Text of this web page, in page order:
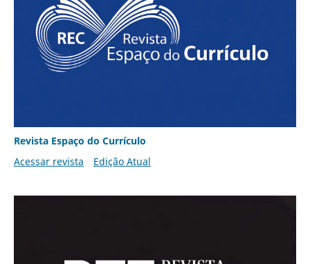
Revista Espaço do Currículo
Acessar revista
Edição Atual